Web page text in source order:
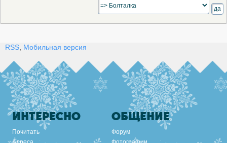
RSS, Мобильная версия
ИНТЕРЕСНО
Почитать
ОБЩЕНИЕ
Форум